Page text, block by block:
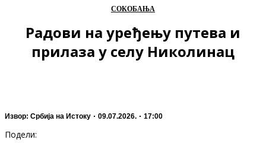
СОКОБАЊА
Радови на уређењу путева и
прилаза у селу Николинац
Извор: Србија на Истоку 09.07.2026. 17:00
Подели: